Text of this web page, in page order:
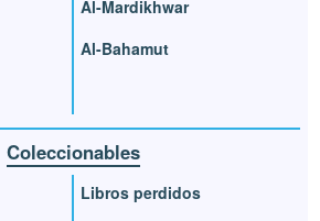
Al-Mardikhwar
Al-Bahamut
Coleccionables
Libros perdidos